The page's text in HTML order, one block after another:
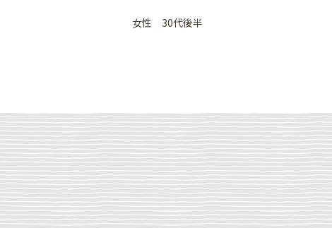
女性 30代後半